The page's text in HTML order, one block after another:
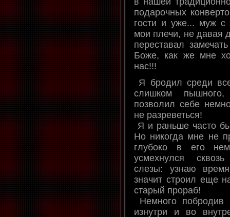
подарочных
гости и уже... муж с
мои плечи, не давая
переставал
Боже, как же мне
нас!!!
Я бродил среди
слишком
позволил себе
не разреветься!
Я и раньше часто
Но никогда мне не
глубоко в его
усмехнулся
слезы: узнаю
значит строил еще
старый прораб!
Немного побродив
изнутри и во